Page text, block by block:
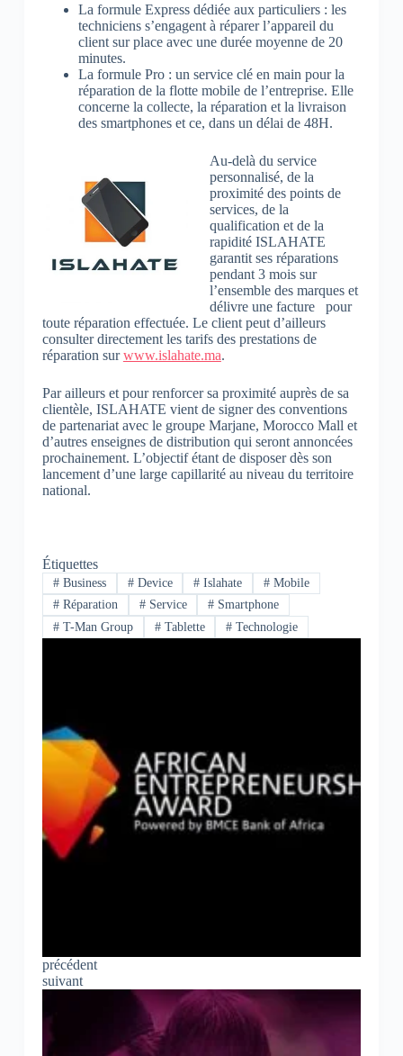
La formule Express dédiée aux particuliers : les
techniciens s’engagent à réparer l’appareil du
client sur place avec une durée moyenne de 20
minutes.
La formule Pro : un service clé en main pour la
réparation de la flotte mobile de l’entreprise. Elle
concerne la collecte, la réparation et la livraison
des smartphones et ce, dans un délai de 48H.
Au-delà du service
personnalisé, de la
proximité des points de
services, de la
qualification et de la
rapidité ISLAHATE
garantit ses réparations
pendant 3 mois sur
l’ensemble des marques et
délivre une facture pour
toute réparation effectuée. Le client peut d’ailleurs
consulter directement les tarifs des prestations de
réparation surwww.islahate.ma.
Par ailleurs et pour renforcer sa proximité auprès de sa
clientèle, ISLAHATE vient de signer des conventions
de partenariat avec le groupe Marjane, Morocco Mall et
d’autres enseignes de distribution qui seront annoncées
prochainement. L’objectif étant de disposer dès son
lancement d’une large capillarité au niveau du territoire
national.
Étiquettes
#Business #Device # Islahate # Mobile
#Réparation #Service # Smartphone
#T-Man Group #Tablette # Technologie
précédent
suivant